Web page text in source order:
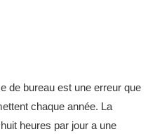
de bureau est une erreur que
chaque année. La
heures par jour a une